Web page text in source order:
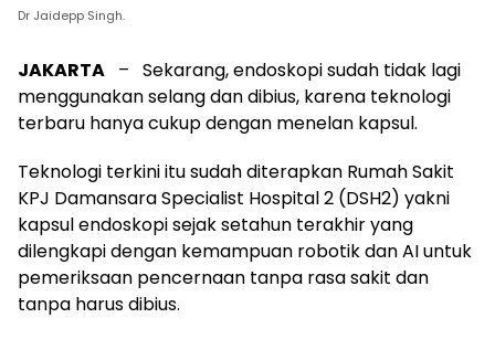
Dr Jaidepp Singh.
JAKARTA – Sekarang, endoskopi sudah tidak lagi
menggunakan selang dan dibius, karena teknologi
terbaru hanya cukup dengan menelan kapsul.
Teknologi terkini itu sudah diterapkan Rumah Sakit
KPJ Damansara Specialist Hospital 2 (DSH2) yakni
kapsul endoskopi sejak setahun terakhir yang
dilengkapi dengan kemampuan robotik dan AI untuk
pemeriksaan pencernaan tanpa rasa sakit dan
tanpa harus dibius.